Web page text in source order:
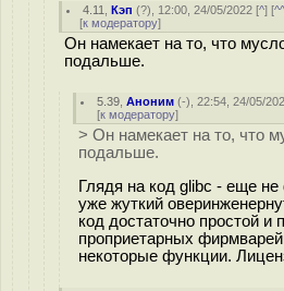
4.11 ,Кэп (?), 12:00, 24/05/2022 [^] [
[к модератору]
Он намекает на то, что
подальше.
5.39 ,Аноним (-), 22:54, 24/05/
[к модератору]
> Он намекает на то, что
подальше.
Глядя на код glibc - еще
уже жуткий
код достаточно простой
проприетарных
некоторые функции.